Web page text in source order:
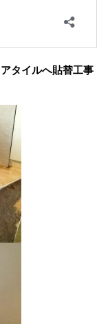
タイルへ貼替工事